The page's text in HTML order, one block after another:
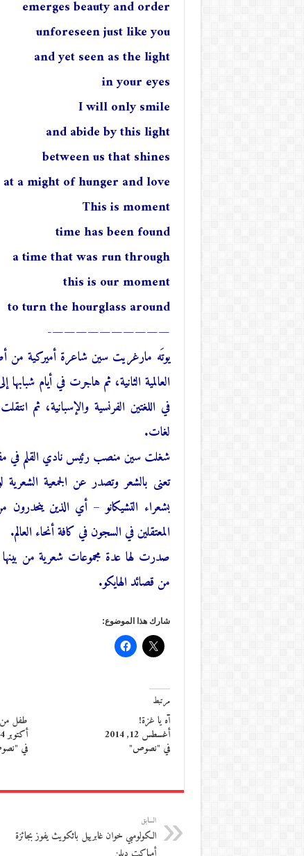
emerges beauty and order
unforeseen just like you
and yet seen as the light
in your eyes
I will only smile
and abide by this light
between us that shines
at a might of hunger and love
This is moment
time has been found
a time that was run through
this is our moment
to turn the hourglass around
——————————-
يوتَه مارغريت سين شاعرة أميركية من
العالمية الثانية، ثم هاجرت في أيام
في اللغتين الفرنسية والإسبانية، ثم
لغات.
شغلت سين منصب رئيس نادي القلم في
تعنى بالشعر وتصدر عن الجمعية الشعرية
بشعراء التشيكانو – أي الذين
المعتقلين في السجون في كافة أنحاء العالم.
من قصائد الهايكو.
شارك هذا الموضوع:
مرتبط
آه يا غزة!
أغسطس 12, 2014
في "نصوص"
طفل
أكتوبر 14, 2014
في
السابق
الكولومبي خوان غابرييل باثكويث يفوز بجائزة